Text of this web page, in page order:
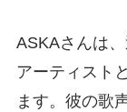
ASKAさんは
アーティスト
ます。彼の歌